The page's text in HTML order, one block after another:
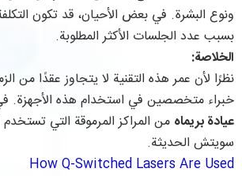
ونوع البشرة. في بعض الأحيان، قد تكون
بسبب عدد الجلسات الأكثر المطلوبة.
الخلاصة:
نظرًا لأن عمر هذه التقنية لا يتجاوز عقدًا
خبراء متخصصين في استخدام هذه الأجهزة.
عيادة بريماه من المراكز المرموقة التي تستخدم
سويتش الحديثة.
How Q-Switched Lasers Are Used